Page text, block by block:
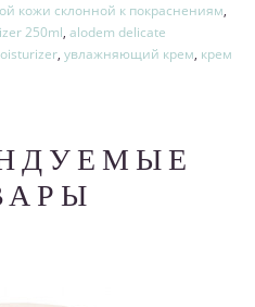
кожи склонной к покраснениям,
250ml, alodem delicate
, увлажняющий крем, крем